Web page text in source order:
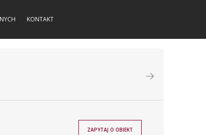
KONTAKT
ZAPYTAJ O OBIEKT